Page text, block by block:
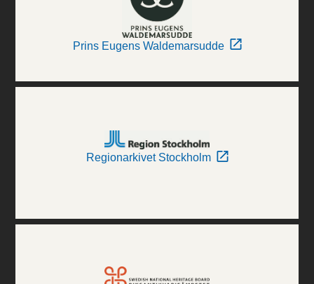
Prins Eugens Waldemarsudde
Regionarkivet Stockholm